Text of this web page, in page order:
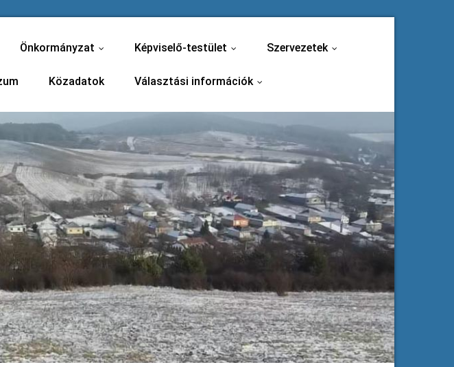
Önkormányzat Képviselő-testület Szervezetek
Közadatok Választási információk